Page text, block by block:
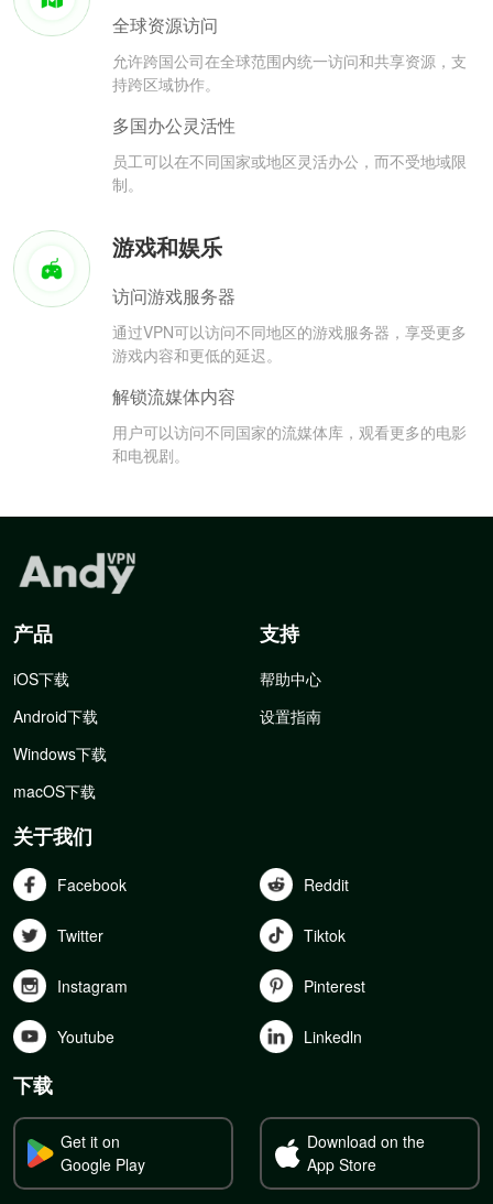
全球资源访问
允许跨国公司在全球范围内统一访问和共享资源，支
持跨区域协作。
多国办公灵活性
员工可以在不同国家或地区灵活办公，而不受地域限
制。
游戏和娱乐
访问游戏服务器
通过VPN可以访问不同地区的游戏服务器，享受更多
游戏内容和更低的延迟。
解锁流媒体内容
用户可以访问不同国家的流媒体库，观看更多的电影
和电视剧。
产品
iOS下载
Android下载
Windows下载
macOS下载
支持
帮助中心
设置指南
关于我们
Facebook Reddit
Twitter Tiktok
Instagram Pinterest
Youtube Linkedln
下载
Get it on
Google Play
Download on the
App Store